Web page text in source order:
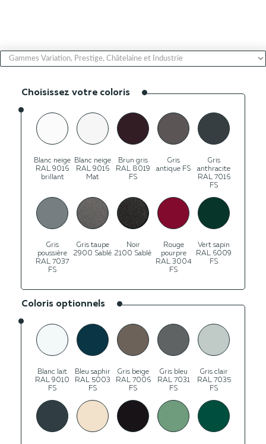
Choisissez votre coloris
Blanc neige
RAL 9016
brillant
Blanc neige
RAL 9016
Mat
Brun gris
RAL 8019
FS
Gris
antique FS
Gris
anthracite
RAL 7016
FS
Gris
poussière
RAL 7037
FS
Gris taupe
2900 Sablé
Noir
2100 Sablé
Rouge
pourpre
RAL 3004
FS
Vert sapin
RAL 6009
FS
Coloris optionnels
Blanc lait
RAL 9010
FS
Bleu saphir
RAL 5003
FS
Gris beige
RAL 7006
FS
Gris bleu
RAL 7031
FS
Gris clair
RAL 7035
FS